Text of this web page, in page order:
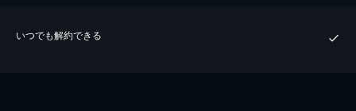
いつでも解約できる